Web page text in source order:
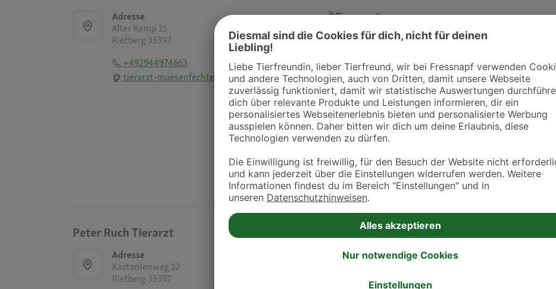
Adresse
Alter Kamp 15
Rietberg 33397
+492944974663
tierarzt-moesenfechtel.de
Öffnungszeiten
Montag
8:00 - 13:00
15:00 - 19:00
Mittwoch
8:00 - 13:00
15:00 - 19:00
Donnerstag
8:00 - 13:00
15:00 - 19:00
Freitag
8:00 - 13:00
Samstag
-
Sonntag
-
Peter Ruch Tierarzt
Adresse
Kastanienweg 12
Rietberg 33397
Öffnungszeiten